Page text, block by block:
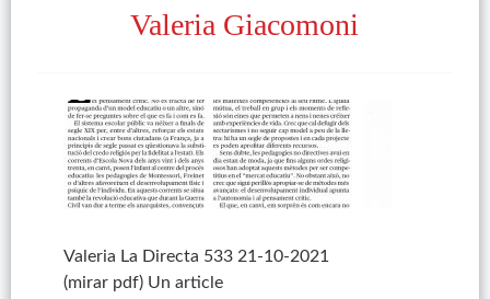
Valeria Giacomoni
Valeria La Directa 533 21-10-2021
(mirar pdf) Un article